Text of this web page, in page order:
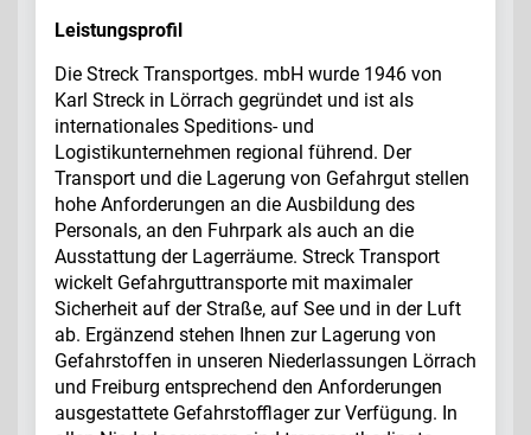
Leistungsprofil
Die Streck Transportges. mbH wurde 1946 von
Karl Streck in Lörrach gegründet und ist als
internationales Speditions- und
Logistikunternehmen regional führend. Der
Transport und die Lagerung von Gefahrgut stellen
hohe Anforderungen an die Ausbildung des
Personals, an den Fuhrpark als auch an die
Ausstattung der Lagerräume. Streck Transport
wickelt Gefahrguttransporte mit maximaler
Sicherheit auf der Straße, auf See und in der Luft
ab. Ergänzend stehen Ihnen zur Lagerung von
Gefahrstoffen in unseren Niederlassungen Lörrach
und Freiburg entsprechend den Anforderungen
ausgestattete Gefahrstofflager zur Verfügung. In